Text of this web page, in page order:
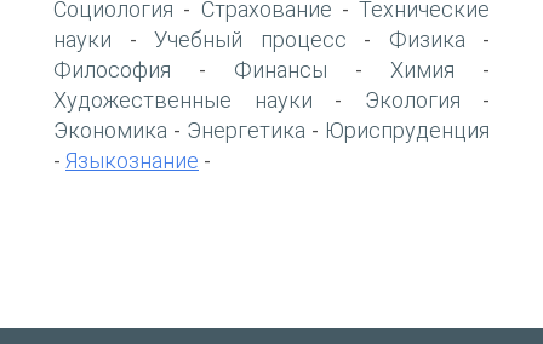
Социология - Страхование - Технические
науки - Учебный процесс - Физика -
Философия - Финансы - Химия -
Художественные науки - Экология -
Экономика - Энергетика - Юриспруденция
- Языкознание -